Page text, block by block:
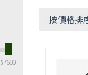
‎$7600
按價格排